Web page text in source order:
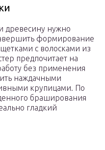
древесину нужно
формирование
с волосками из
предпочитает на
без применения
наждачными
крупицами. По
браширования
гладкий